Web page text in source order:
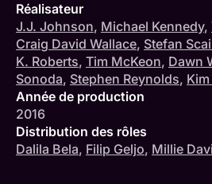
Réalisateur
J.J. Johnson, Michael Kennedy,
Craig David Wallace, Stefan
K. Roberts, Tim McKeon, Dawn
Sonoda, Stephen Reynolds,
Année de production
2016
Distribution des rôles
Dalila Bela, Filip Geljo, Millie